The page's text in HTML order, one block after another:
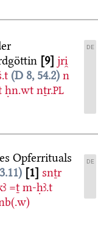
9 jri̯
D 8, 54.2 n
ḥn.wt nṯr.PL
DE
Opferrituals
1 snṯr
=ṯ m-ḥꜣ.t
DE